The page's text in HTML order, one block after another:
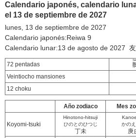
Calendario japonés, calendario
el 13 de septiembre de 2027
lunes, 13 de septiembre de 2027
Calendario japonés:Reiwa 9
Calendario lunar:13 de agosto de 2027
72 pentadas
Veintiocho mansiones
12 choku
Año zodiaco Mes
Koyomi-tsuki
Hinotono-hitsuji
ひのとのひつじ
丁未
かの
庚